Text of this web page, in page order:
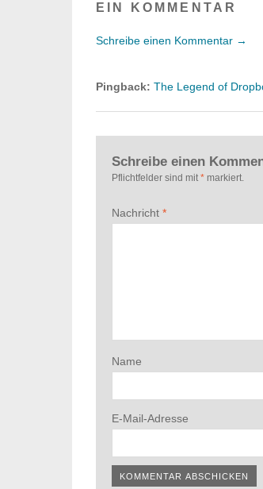
EIN KOMMENTAR
Schreibe einen Kommentar →
Pingback: The Legend of
Schreibe einen
Pflichtfelder sind mit * markiert.
Nachricht *
Name
E-Mail-Adresse